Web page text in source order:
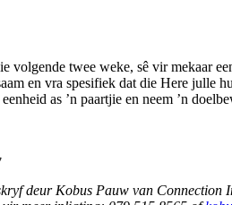
volgende twee weke, sê vir mekaar
en vra spesifiek dat die Here julle
as ’n paartjie en neem ’n
deur Kobus Pauw van Connection